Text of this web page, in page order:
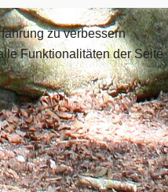
zu verbessern
Funktionalitäten der Seite